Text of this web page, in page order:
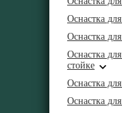
Оснастка
Оснастка
Оснастка
стойке
Оснастка
Оснастка